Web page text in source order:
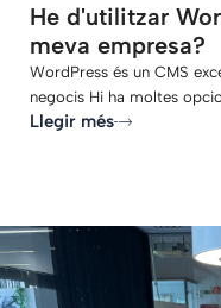
He d'utilitzar
meva empresa?
WordPress és un CMS
negocis Hi ha moltes
Llegir més